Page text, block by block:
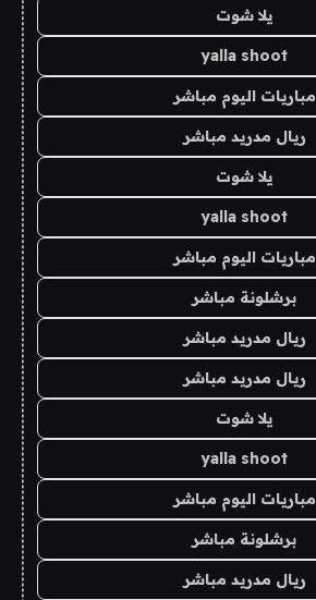
يلا شوت
yalla shoot
مباريات اليوم مباشر
ريال مدريد مباشر
يلا شوت
yalla shoot
مباريات اليوم مباشر
برشلونة مباشر
ريال مدريد مباشر
ريال مدريد مباشر
يلا شوت
yalla shoot
مباريات اليوم مباشر
برشلونة مباشر
ريال مدريد مباشر